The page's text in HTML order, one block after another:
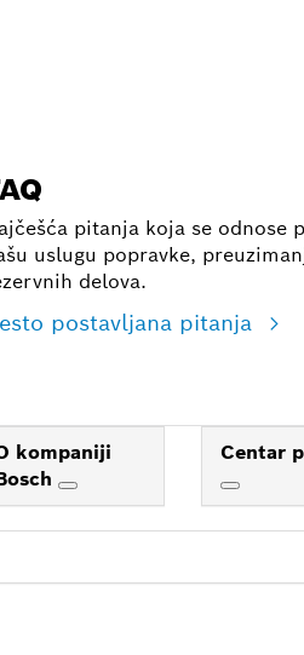
pitanja koja se odnose
uslugu popravke,
delova.
postavljana pitanja
kompaniji
Centar